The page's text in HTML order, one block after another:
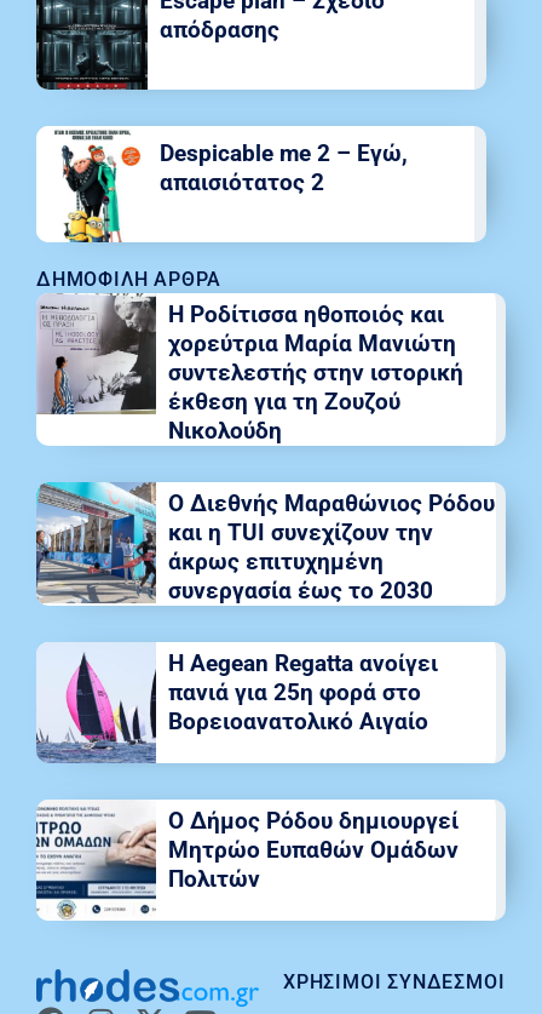
ΧΡΉΣΙΜΟΙ ΣΎΝΔΕΣΜΟΙ
ΔΗΜΟΦΙΛΉ ΆΡΘΡΑ
Η Ροδίτισσα ηθοποιός και
χορεύτρια Μαρία Μανιώτη
συντελεστής στην ιστορική
έκθεση για τη Ζουζού
Νικολούδη
Ο Διεθνής Μαραθώνιος Ρόδου
και η TUI συνεχίζουν την
άκρως επιτυχημένη
συνεργασία έως το 2030
Η Aegean Regatta ανοίγει
πανιά για 25η φορά στο
Βορειοανατολικό Αιγαίο
Ο Δήμος Ρόδου δημιουργεί
Μητρώο Ευπαθών Ομάδων
Πολιτών
απόδρασης
Despicable me 2 – Εγώ,
απαισιότατος 2